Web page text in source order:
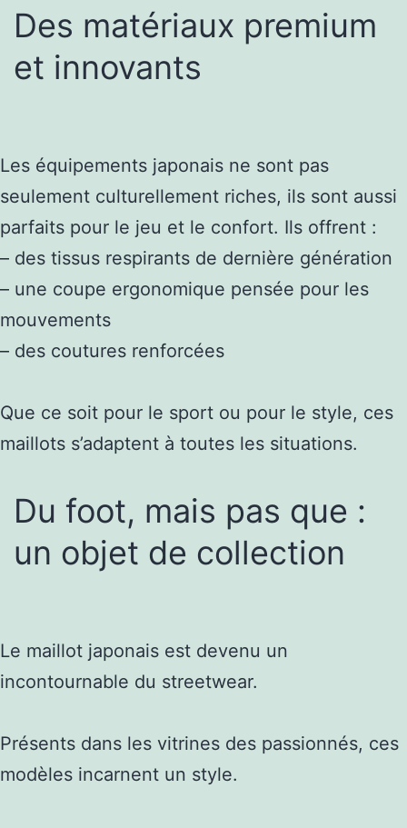
Des matériaux premium
et innovants
Les équipements japonais ne sont pas
seulement culturellement riches, ils sont aussi
parfaits pour le jeu et le confort. Ils offrent :
– des tissus respirants de dernière génération
– une coupe ergonomique pensée pour les
mouvements
– des coutures renforcées
Que ce soit pour le sport ou pour le style, ces
maillots s’adaptent à toutes les situations.
Du foot, mais pas que :
un objet de collection
Le maillot japonais est devenu un
incontournable du streetwear.
Présents dans les vitrines des passionnés, ces
modèles incarnent un style.